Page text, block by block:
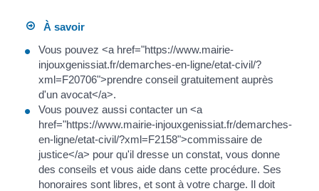
À savoir
Vous pouvez <a href="https://www.mairie-
injouxgenissiat.fr/demarches-en-ligne/etat-civil/?
xml=F20706">prendre conseil gratuitement auprès
d'un avocat</a>.
Vous pouvez aussi contacter un <a
href="https://www.mairie-injouxgenissiat.fr/demarches-
en-ligne/etat-civil/?xml=F2158">commissaire de
justice</a> pour qu'il dresse un constat, vous donne
des conseils et vous aide dans cette procédure. Ses
honoraires sont libres, et sont à votre charge. Il doit